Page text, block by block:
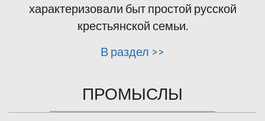
характеризовали быт простой русской
крестьянской семьи.
В раздел >>
ПРОМЫСЛЫ